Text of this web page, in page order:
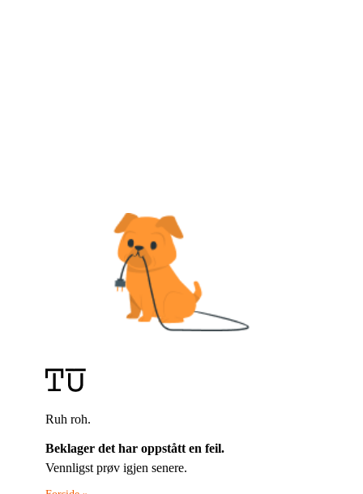
Ruh roh.
Beklager det har oppstått en feil.
Vennligst prøv igjen senere.